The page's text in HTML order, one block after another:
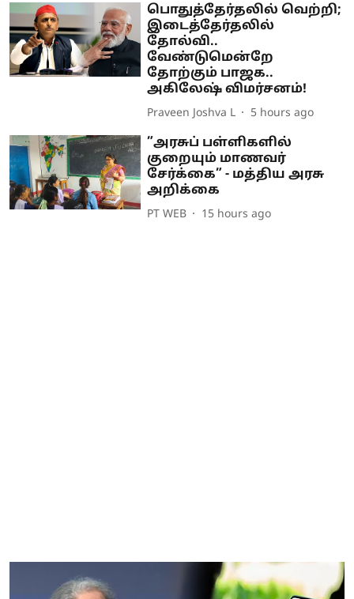
பொதுத்தேர்தலில் வெற்றி;
இடைத்தேர்தலில்
தோல்வி..
வேண்டுமென்றே
தோற்கும் பாஜக..
அகிலேஷ் விமர்சனம்!
Praveen Joshva L 5 hours ago
”அரசுப் பள்ளிகளில்
குறையும் மாணவர்
சேர்க்கை” - மத்திய அரசு
அறிக்கை
PT WEB 15 hours ago